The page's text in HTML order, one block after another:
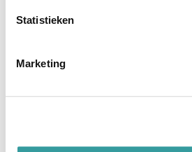
Statistieken
Marketing